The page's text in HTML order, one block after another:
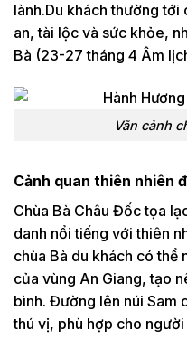
lành.Du khách thường tới
an, tài lộc và sức khỏe,
Bà (23-27 tháng 4 Âm
Vãn cảnh
Cảnh quan thiên nhiên
Chùa Bà Châu Đốc tọa
danh nổi tiếng với thiên
chùa Bà du khách có thể
của vùng An Giang, tạo
bình. Đường lên núi Sam
thú vị, phù hợp cho